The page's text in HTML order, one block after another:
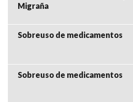
Migraña
Sobreuso de medicamentos
Sobreuso de medicamentos